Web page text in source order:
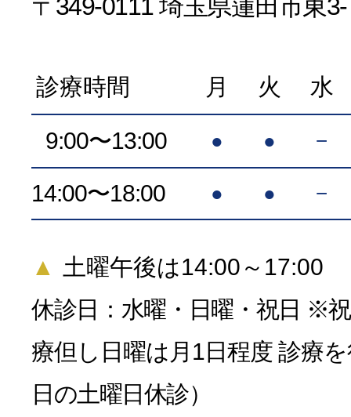
〒349-0111 埼玉県蓮田市東
診療時間 月 火 水
9:00〜13:00 ● ● −
14:00〜18:00 ● ● −
▲
土曜午後は14:00～17:00
休診日：水曜・日曜・祝日 ※
療但し日曜は月1日程度 診療
日の土曜日休診）